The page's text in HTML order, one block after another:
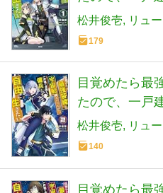
自由に生きた
松井俊壱 リュー
179
目覚めたら最
たので、一戸
自由に生きた
松井俊壱 リュー
140
目覚めたら最